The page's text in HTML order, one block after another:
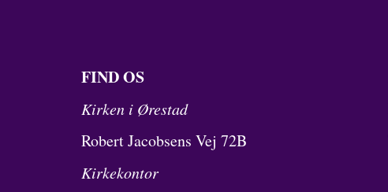
FIND OS
Kirken i Ørestad
Robert Jacobsens Vej 72B
Kirkekontor